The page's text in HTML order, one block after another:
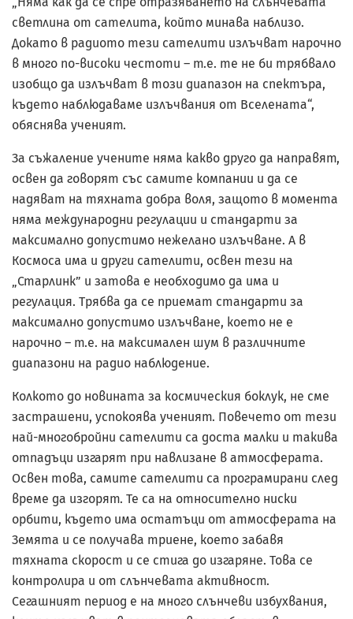
светлина от сателита, който минава наблизо.
Докато в радиото тези сателити излъчват нарочно
в много по-високи честоти – т.е. те не би трябвало
изобщо да излъчват в този диапазон на спектъра,
където наблюдаваме излъчвания от Вселената“,
обяснява ученият.
За съжаление учените няма какво друго да направят,
освен да говорят със самите компании и да се
надяват на тяхната добра воля, защото в момента
няма международни регулации и стандарти за
максимално допустимо нежелано излъчване. А в
Космоса има и други сателити, освен тези на
„Старлинк” и затова е необходимо да има и
регулация. Трябва да се приемат стандарти за
максимално допустимо излъчване, което не е
нарочно – т.е. на максимален шум в различните
диапазони на радио наблюдение.
Колкото до новината за космическия боклук, не сме
застрашени, успокоява ученият. Повечето от тези
най-многобройни сателити са доста малки и такива
отпадъци изгарят при навлизане в атмосферата.
Освен това, самите сателити са програмирани след
време да изгорят. Те са на относително ниски
орбити, където има остатъци от атмосферата на
Земята и се получава триене, което забавя
тяхната скорост и се стига до изгаряне. Това се
контролира и от слънчевата активност.
Сегашният период е на много слънчеви избухвания,